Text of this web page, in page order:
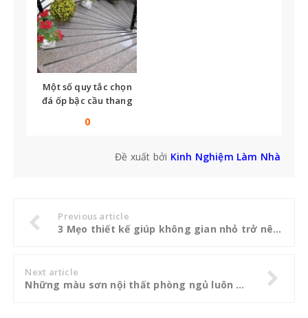
Một số quy tắc chọn
đá ốp bậc cầu thang
0
Đề xuất bởi Kinh Nghiệm Làm Nhà
Previous article
3 Mẹo thiết kế giúp không gian nhỏ trở nên rộng lớn
Next article
Những màu sơn nội thất phòng ngủ luôn được ưa chuộng